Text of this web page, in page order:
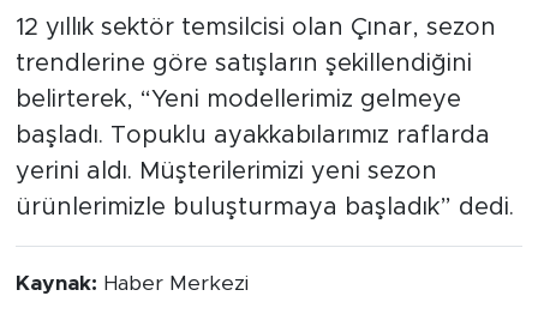
Yeni Modeller Raflarda
12 yıllık sektör temsilcisi olan Çınar, sezon
trendlerine göre satışların şekillendiğini
belirterek, “Yeni modellerimiz gelmeye
başladı. Topuklu ayakkabılarımız raflarda
yerini aldı. Müşterilerimizi yeni sezon
ürünlerimizle buluşturmaya başladık” dedi.